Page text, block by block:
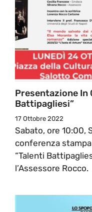
Presentazione In
Battipagliesi”
17 Ottobre 2022
Sabato, ore 10:00,
conferenza
“Talenti
l’Assessore Rocco.